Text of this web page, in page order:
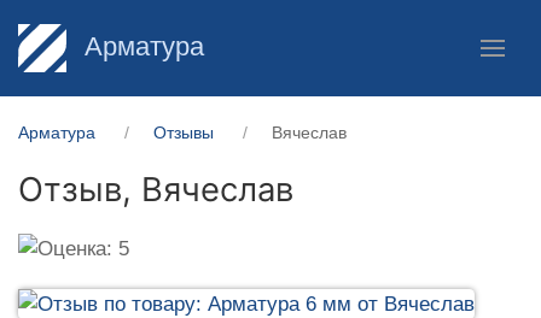
Арматура
Арматура Отзывы Вячеслав
Отзыв, Вячеслав